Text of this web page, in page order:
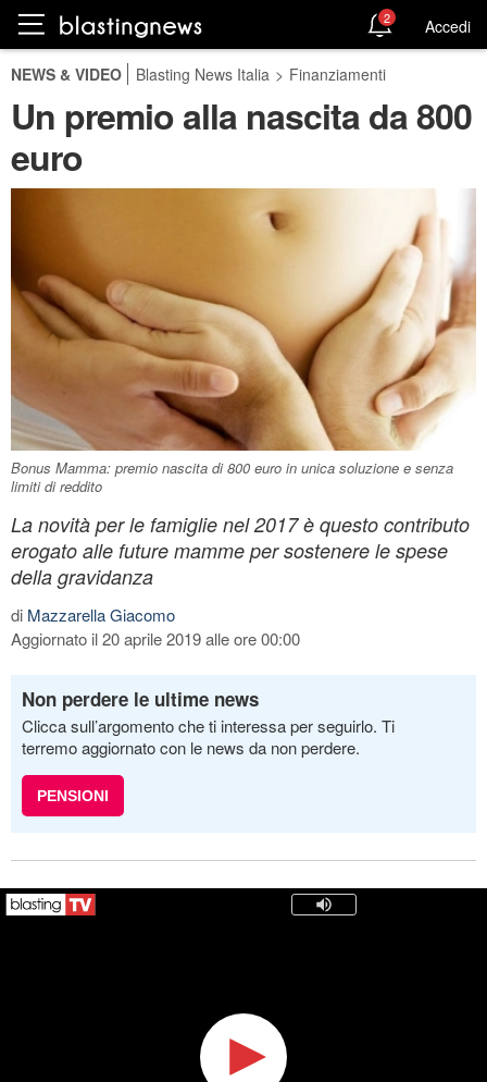
2 Accedi
NEWS & VIDEO Blasting News Italia > Finanziamenti
Un premio alla nascita da 800
euro
Bonus Mamma: premio nascita di 800 euro in unica soluzione e senza
limiti di reddito
La novità per le famiglie nel 2017 è questo contributo
erogato alle future mamme per sostenere le spese
della gravidanza
di Mazzarella Giacomo
Aggiornato il 20 aprile 2019 alle ore 00:00
Non perdere le ultime news
Clicca sull’argomento che ti interessa per seguirlo. Ti
terremo aggiornato con le news da non perdere.
PENSIONI